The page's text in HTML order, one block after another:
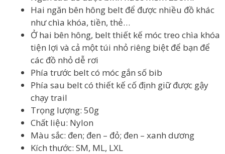
Hai ngăn bên hông belt để được nhiều đồ khác
như chìa khóa, tiền, thẻ…
Ở hai bên hông, belt thiết kế móc treo chìa khóa
tiện lợi và cả một túi nhỏ riêng biệt để bạn để
các đồ nhỏ dễ rơi
Phía trước belt có móc gắn số bib
Phía sau belt có thiết kế cố định giữ được gậy
chạy trail
Trọng lượng: 50g
Chất liệu: Nylon
Màu sắc: đen; đen – đỏ; đen – xanh dương
Kích thước: SM, ML, LXL